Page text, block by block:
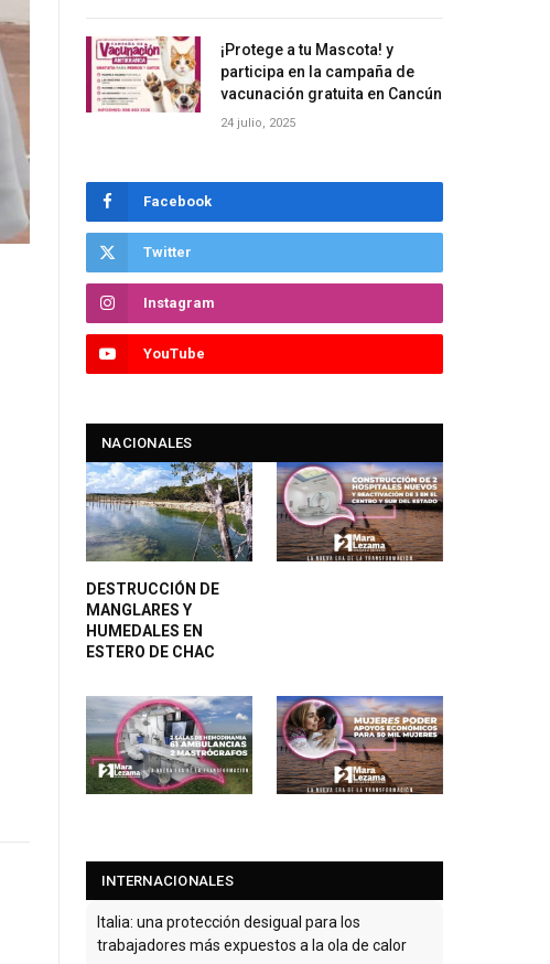
¡Protege a tu Mascota! y
participa en la campaña de
vacunación gratuita en Cancún
24 julio, 2025
Facebook
Twitter
Instagram
YouTube
NACIONALES
DESTRUCCIÓN DE
MANGLARES Y
HUMEDALES EN
ESTERO DE CHAC
INTERNACIONALES
Italia: una protección desigual para los
trabajadores más expuestos a la ola de calor